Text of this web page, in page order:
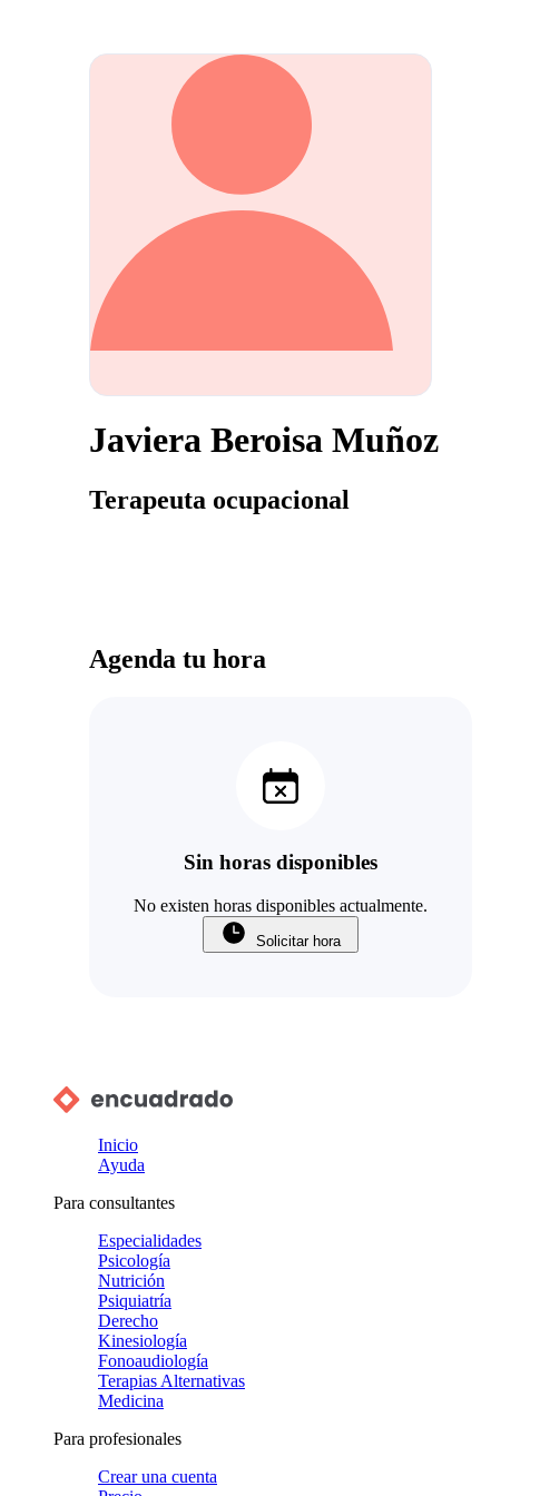
Javiera Beroisa Muñoz
Terapeuta ocupacional
Agenda tu hora
Sin horas disponibles
No existen horas disponibles actualmente.
Solicitar hora
Inicio
Ayuda
Para consultantes
Especialidades
Psicología
Nutrición
Psiquiatría
Derecho
Kinesiología
Fonoaudiología
Terapias Alternativas
Medicina
Para profesionales
Crear una cuenta